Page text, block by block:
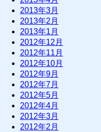
2013年3月
2013年2月
2013年1月
2012年12月
2012年11月
2012年10月
2012年9月
2012年7月
2012年5月
2012年4月
2012年3月
2012年2月